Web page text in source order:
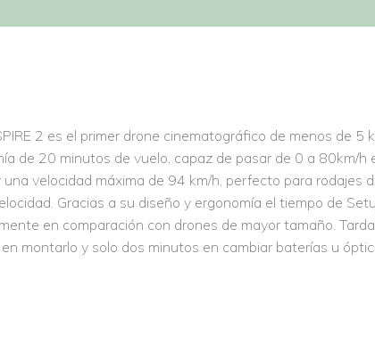
2 es el primer drone cinematográfico de menos de 5
de 20 minutos de vuelo, capaz de pasar de 0 a 80km/h
una velocidad máxima de 94 km/h, perfecto para rodajes
Gracias a su diseño y ergonomía el tiempo de
en comparación con drones de mayor tamaño.
montarlo y solo dos minutos en cambiar baterías u